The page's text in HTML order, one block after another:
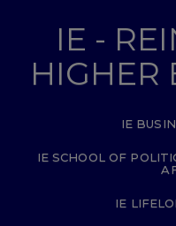
IE -
HIGHER
IE
IE SCHOOL OF
IE